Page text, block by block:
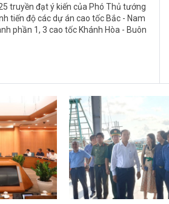
truyền đạt ý kiến của Phó Thủ tướng
tiến độ các dự án cao tốc Bắc - Nam
phần 1, 3 cao tốc Khánh Hòa - Buôn